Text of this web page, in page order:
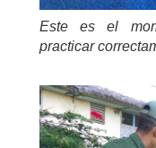
Este es el
practicar